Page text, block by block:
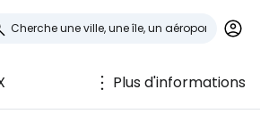
Plus d'informations
à